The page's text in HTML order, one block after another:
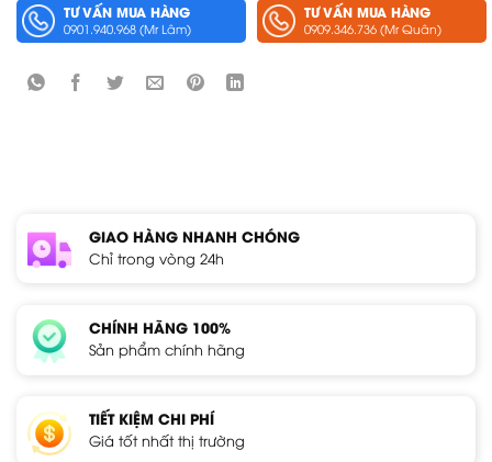
TƯ VẤN MUA HÀNG
0901.940.968 (Mr Lâm)
TƯ VẤN MUA HÀNG
0909.346.736 (Mr Quân)
GIAO HÀNG NHANH CHÓNG
Chỉ trong vòng 24h
CHÍNH HÃNG 100%
Sản phẩm chính hãng
TIẾT KIỆM CHI PHÍ
Giá tốt nhất thị trường